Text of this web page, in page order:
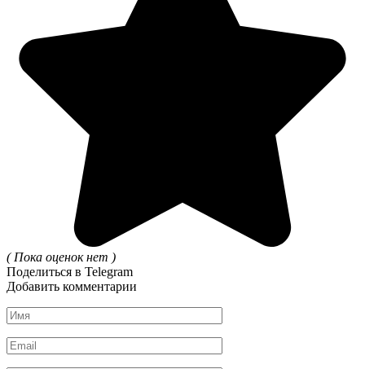
( Пока оценок нет )
Поделиться в Telegram
Добавить комментарии
Имя
*
Email
*